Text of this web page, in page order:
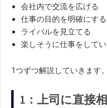
会社内で交流を広げる
仕事の目的を明確にする
ライバルを見立てる
楽しそうに仕事をして
1つずつ解説していきます。
1：上司に直接